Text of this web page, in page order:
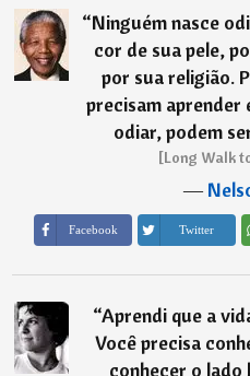
“Ninguém nasce
cor de sua pele,
por sua religião.
precisam aprender
odiar, podem
[Long Walk
―
Facebook Twitter
“Aprendi que a
Você precisa
conhecer o lado